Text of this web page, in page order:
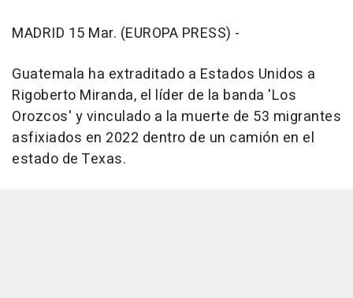
MADRID 15 Mar. (EUROPA PRESS) -
Guatemala ha extraditado a Estados Unidos a
Rigoberto Miranda, el líder de la banda 'Los
Orozcos' y vinculado a la muerte de 53 migrantes
asfixiados en 2022 dentro de un camión en el
estado de Texas.